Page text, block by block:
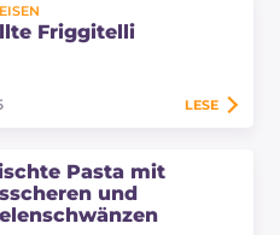
Tomatensorten,
mit Basilikum und mit
Friggitelli
Friggitelli sind
und schmackhafte
die eine reichhaltige
Füllung
LESE
Pasta mit
und